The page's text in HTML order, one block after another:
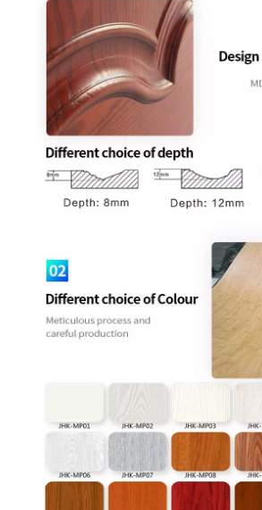
Einfache farbige MDF-Holztür
Innentür aus Melamin für Badezimmer aus Kunststoff